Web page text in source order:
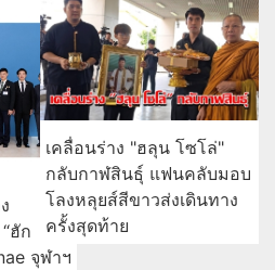
ฮัก
จุฬาฯ
เคลื่อนร่าง "ฮลุน โซโล่"
กลับกาฬสินธุ์ แฟนคลับมอบ
โลงหลุยส์สีขาวส่งเดินทาง
ครั้งสุดท้าย